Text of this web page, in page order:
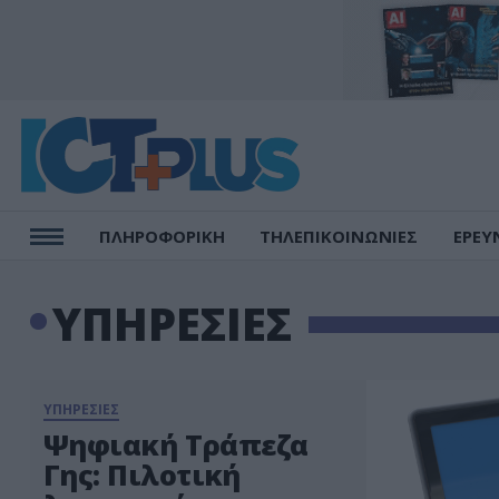
ΠΛΗΡΟΦΟΡΙΚΗ ΤΗΛΕΠΙΚΟΙΝΩΝΙΕΣ
ΥΠΗΡΕΣΙΕΣ
ΥΠΗΡΕΣΙΕΣ
Ψηφιακή Τράπεζα
Γης: Πιλοτική